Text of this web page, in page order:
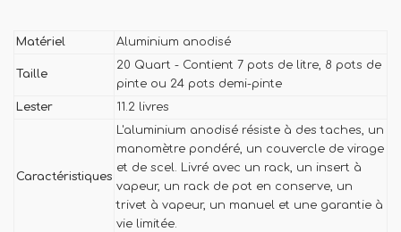
Matériel Aluminium anodisé
Taille
20 Quart - Contient 7 pots de litre, 8 pots de
pinte ou 24 pots demi-pinte
Lester
11.2 livres
Caractéristiques
L'aluminium anodisé résiste à des taches, un
manomètre pondéré, un couvercle de virage
et de scel. Livré avec un rack, un insert à
vapeur, un rack de pot en conserve, un
trivet à vapeur, un manuel et une garantie à
vie limitée.